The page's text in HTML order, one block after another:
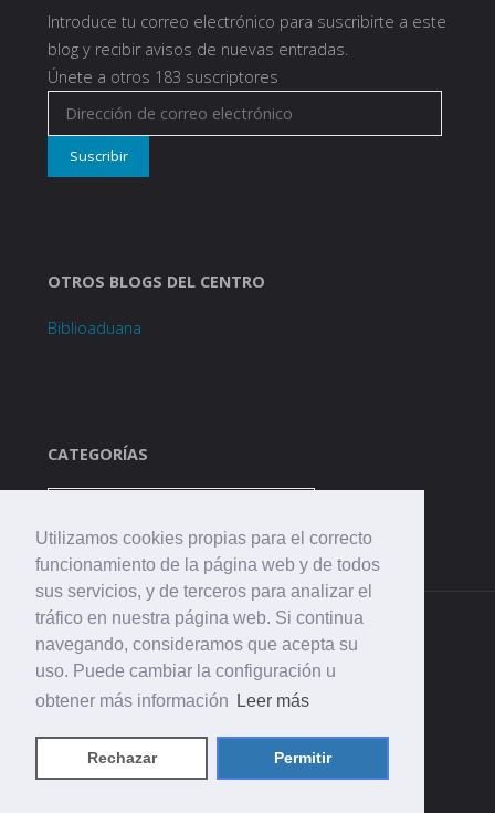
Utilizamos cookies propias para el correcto
funcionamiento de la página web y de todos
sus servicios, y de terceros para analizar el
tráfico en nuestra página web. Si continua
navegando, consideramos que acepta su
uso. Puede cambiar la configuración u
obtener más información
Leer más
Rechazar Permitir
Introduce tu correo electrónico para suscribirte a este
blog y recibir avisos de nuevas entradas.
Únete a otros 183 suscriptores
Dirección
de
correo
Suscribir
OTROS BLOGS DEL CENTRO
Biblioaduana
CATEGORÍAS